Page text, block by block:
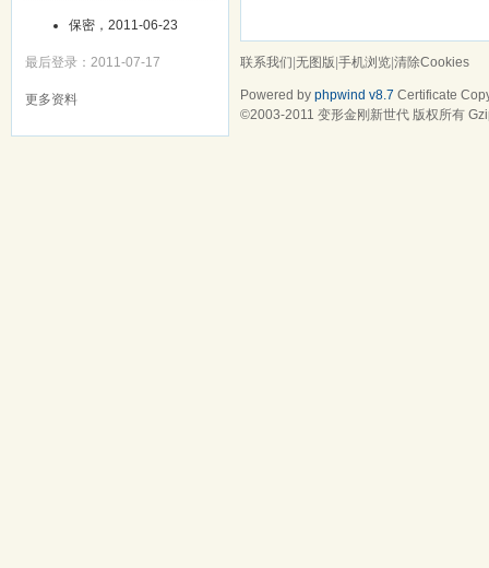
保密，2011-06-23
最后登录：2011-07-17
更多资料
联系我们|无图版|手机浏览|清除Cookies
Powered by phpwind v8.7 Certificate
©2003-2011 变形金刚新世代 版权所有